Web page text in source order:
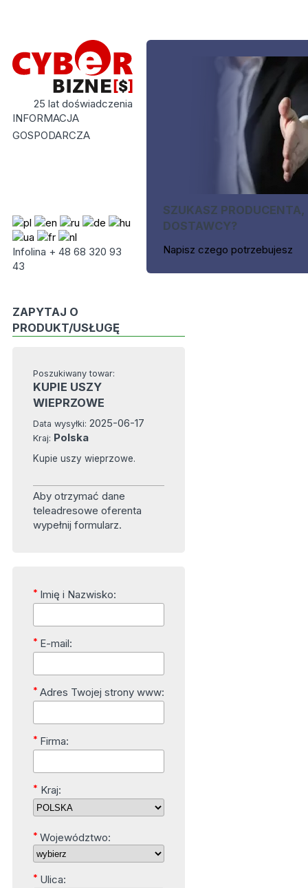
25 lat doświadczenia
INFORMACJA
GOSPODARCZA
Infolina + 48 68 320 93
43
SZUKASZ PRODUCENTA,
DOSTAWCY?
Napisz czego potrzebujesz
ZAPYTAJ O
PRODUKT/USŁUGĘ
Poszukiwany towar:
KUPIE USZY
WIEPRZOWE
Data wysyłki: 2025-06-17
Kraj: Polska
Kupie uszy wieprzowe.
Aby otrzymać dane
teleadresowe oferenta
wypełnij formularz.
* Imię i Nazwisko:
* E-mail:
* Adres Twojej strony www:
* Firma:
* Kraj:
* Województwo:
* Ulica: